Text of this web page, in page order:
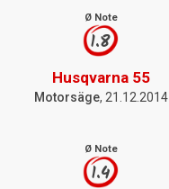
Ø Note
1.8
Husqvarna 55
Motorsäge, 21.12.2014
Ø Note
1.4